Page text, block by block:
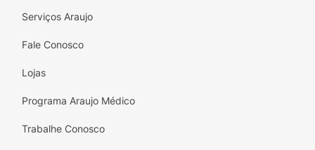
Serviços Araujo
Fale Conosco
Lojas
Programa Araujo Médico
Trabalhe Conosco